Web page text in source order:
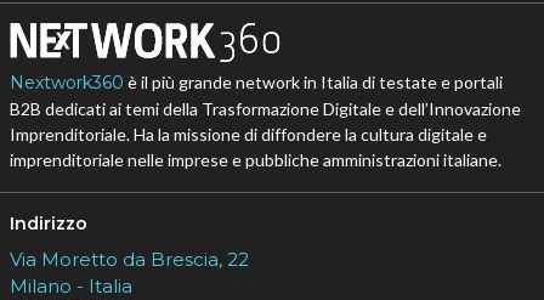
Nextwork360 è il più grande network in Italia di testate e portali
B2B dedicati ai temi della Trasformazione Digitale e dell’Innovazione
Imprenditoriale. Ha la missione di diffondere la cultura digitale e
imprenditoriale nelle imprese e pubbliche amministrazioni italiane.
Indirizzo
Via Moretto da Brescia, 22
Milano - Italia